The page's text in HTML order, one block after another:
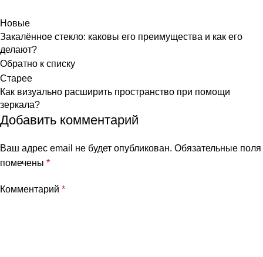
Новые
Закалённое стекло: каковы его преимущества и как его
делают?
Обратно к списку
Старее
Как визуально расширить пространство при помощи
зеркала?
Добавить комментарий
Ваш адрес email не будет опубликован. Обязательные поля
помечены *
Комментарий *